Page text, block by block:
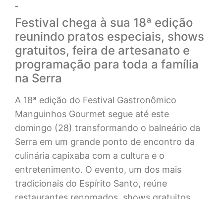
-
Festival chega à sua 18ª edição
reunindo pratos especiais, shows
gratuitos, feira de artesanato e
programação para toda a família
na Serra
A 18ª edição do Festival Gastronômico
Manguinhos Gourmet segue até este
domingo (28) transformando o balneário da
Serra em um grande ponto de encontro da
culinária capixaba com a cultura e o
entretenimento. O evento, um dos mais
tradicionais do Espírito Santo, reúne